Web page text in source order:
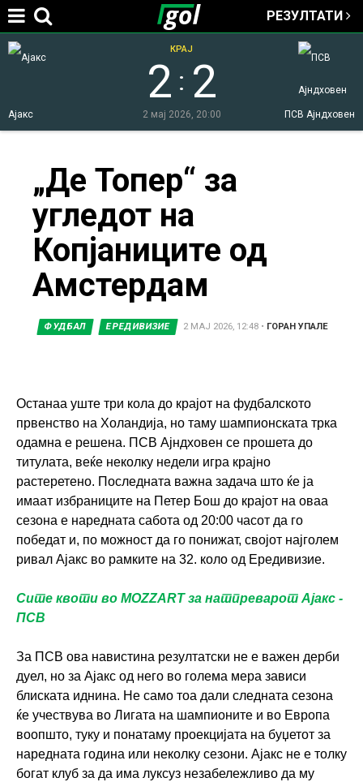
Jump to navigation
РЕЗУЛТАТИ
Ајакс ПСВ Ајндховен
2 : 2
КРАЈ
2 мај 2026, 20:00
„Де Топер“ за
угледот на
Копјаниците од
Амстердам
ФУДБАЛ ЕРЕДИВИЗИЕ 2 МАЈ 2026, 12:48 • ГОРАН УПАЛЕ
Останаа уште три кола до крајот на фудбалското
првенство на Холандија, но таму шампионската трка
одамна е решена. ПСВ Ајндховен се прошета до
титулата, веќе неколку недели игра крајно
растеретено. Последната важна задача што ќе ја
имаат избраниците на Петер Бош до крајот на оваа
сезона е наредната сабота од 20:00 часот да го
победат и, по можност да го понижат, својот најголем
ривал Ајакс во рамките на 32. коло од Ередивизие.
Сите квоти во MOZZART за натпреварот Ајакс -
ПСВ
За ПСВ ова навистина резултатски не е важен дерби
дуел, но за Ајакс од него во голема мера зависи
блиската иднина. Не само тоа дали следната сезона
ќе учествува во Лигата на шампионите и во Европа
воопшто, туку и понатаму проекцијата на буџетот за
наредната година или неколку сезони. Ајакс не е толку
богат клуб за да има луксуз незабележливо да му